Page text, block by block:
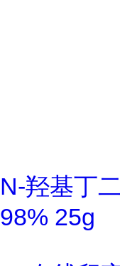
N-羟基丁
98% 25g